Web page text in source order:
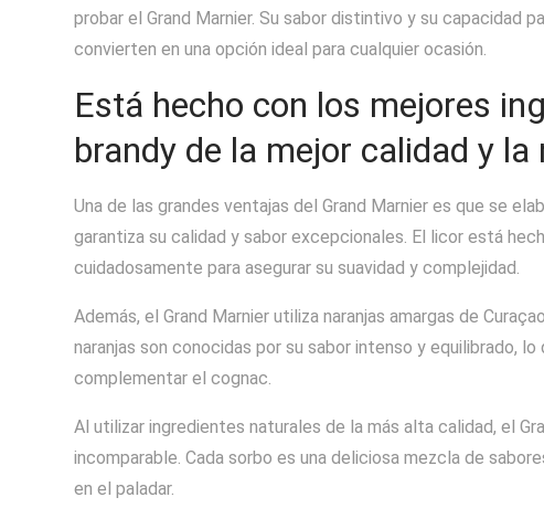
probar el Grand Marnier. Su sabor distintivo y su capacidad
convierten en una opción ideal para cualquier ocasión.
Está hecho con los mejores
brandy de la mejor calidad y
Una de las grandes ventajas del Grand Marnier es que se
garantiza su calidad y sabor excepcionales. El licor está
cuidadosamente para asegurar su suavidad y complejidad.
Además, el Grand Marnier utiliza naranjas amargas de
naranjas son conocidas por su sabor intenso y equilibrado,
complementar el cognac.
Al utilizar ingredientes naturales de la más alta calidad, el
incomparable. Cada sorbo es una deliciosa mezcla de
en el paladar.